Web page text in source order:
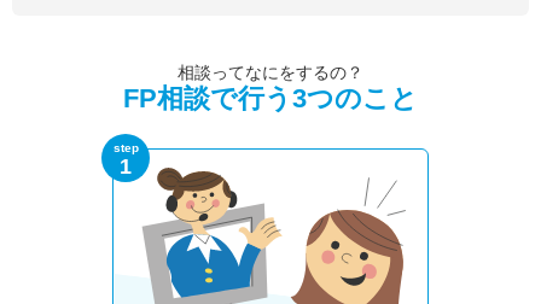
相談ってなにをするの？
FP相談で行う3つのこと
step
1